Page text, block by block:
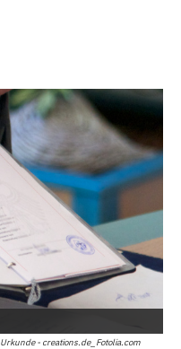
Urkunde - creations.de_Fotolia.com